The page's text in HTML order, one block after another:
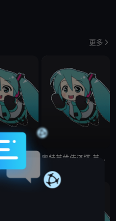
更多
奥特英雄传泽塔 英雄之路 版